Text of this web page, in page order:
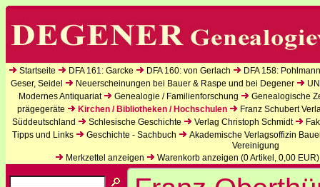
Startseite DFA 161: Garcke DFA 160: von Gerlach
DFA 158:
Geser, Seidel
Neuerscheinungen bei Bauer & Raspe und bei Degener
Modernes Antiquariat
Genealogie / Familienforschung
Genealogische
prägegeräte
Kirchen / Bibliotheken / Hochschulen
Franz Schubert
Süddeutschland
Schlesische Geschichte Verlag Christoph Schmidt
Tipps und Links
Geschichte - Sachbuch
Akademische Verlagsoffizin
Vereinigung
Merkzettel anzeigen
Warenkorb anzeigen (0Artikel, 0,00 EUR)